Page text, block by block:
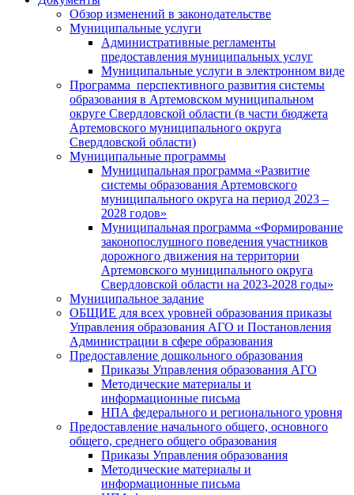
Обзор изменений в законодательстве
Муниципальные услуги
Административные регламенты
предоставления муниципальных услуг
Муниципальные услуги в электронном виде
Программа перспективного развития системы
образования в Артемовском муниципальном
округе Свердловской области (в части бюджета
Артемовского муниципального округа
Свердловской области)
Муниципальные программы
Муниципальная программа «Развитие
системы образования Артемовского
муниципального округа на период 2023 –
2028 годов»
Муниципальная программа «Формирование
законопослушного поведения участников
дорожного движения на территории
Артемовского муниципального округа
Свердловской области на 2023-2028 годы»
Муниципальное задание
ОБЩИЕ для всех уровней образования приказы
Управления образования АГО и Постановления
Администрации в сфере образования
Предоставление дошкольного образования
Приказы Управления образования АГО
Методические материалы и
информационные письма
НПА федерального и регионального уровня
Предоставление начального общего, основного
общего, среднего общего образования
Приказы Управления образования
Методические материалы и
информационные письма